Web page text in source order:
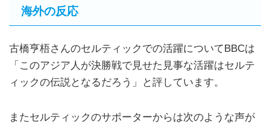
海外の反応
古橋亨梧さんのセルティックでの活躍についてBBCは
「このアジア人が決勝戦で見せた見事な活躍はセルテ
ィックの伝説となるだろう」と評しています。
またセルティックのサポーターからは次のような声が